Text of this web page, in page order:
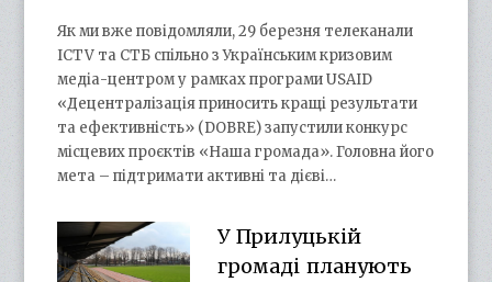
Як ми вже повідомляли, 29 березня телеканали
ICTV та СТБ спільно з Українським кризовим
медіа-центром у рамках програми USAID
«Децентралізація приносить кращі результати
та ефективність» (DOBRE) запустили конкурс
місцевих проєктів «Наша громада». Головна його
мета – підтримати активні та дієві…
У Прилуцькій
громаді планують